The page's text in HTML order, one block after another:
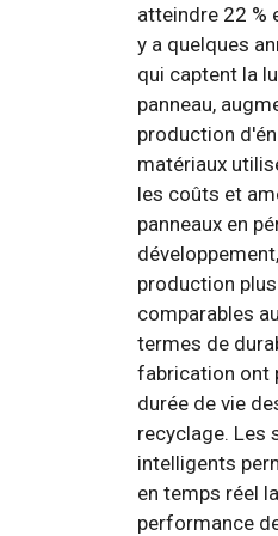
atteindre 22 %
y a quelques
qui captent la
panneau,
production
matériaux
les coûts et
panneaux en
production
comparables
termes de
fabrication ont
durée de vie
recyclage. Les
intelligents
en temps réel
performance